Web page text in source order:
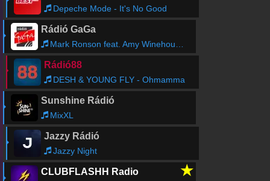
Depeche Mode - It's No Good
Rádió GaGa
Mark Ronson feat. Amy Winehouse - Valerie
Rádió88
DESH & YOUNG FLY - Ohmamma
Sunshine Rádió
MixXL
Jazzy Rádió
Jazzy Night
CLUBFLASHH Radio ★